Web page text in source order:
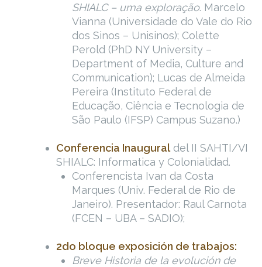
SHIALC – uma exploração. Marcelo
Vianna (Universidade do Vale do Rio
dos Sinos – Unisinos); Colette
Perold (PhD NY University –
Department of Media, Culture and
Communication); Lucas de Almeida
Pereira (Instituto Federal de
Educação, Ciência e Tecnologia de
São Paulo (IFSP) Campus Suzano.)
Conferencia Inauguraldel II SAHTI/VI
SHIALC: Informatica y Colonialidad.
Conferencista Ivan da Costa
Marques (Univ. Federal de Rio de
Janeiro). Presentador: Raul Carnota
(FCEN – UBA – SADIO);
2do bloque exposición de trabajos:
Breve Historia de la evolución de